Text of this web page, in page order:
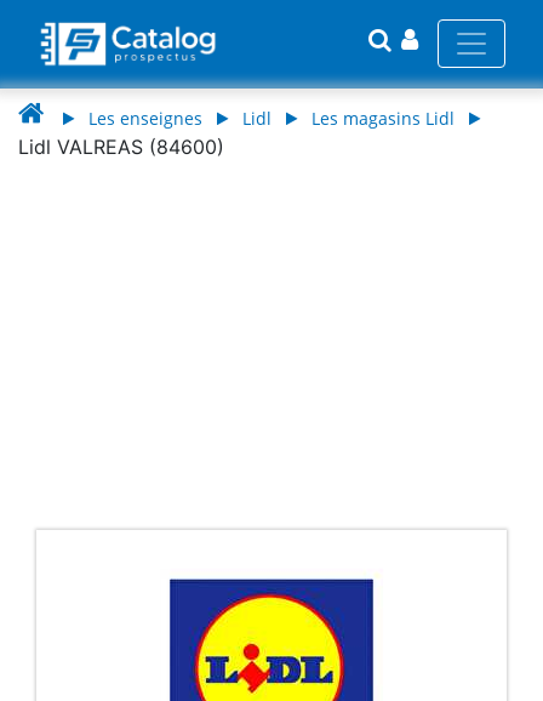
Les enseignes Lidl Les magasins Lidl
Lidl VALREAS (84600)